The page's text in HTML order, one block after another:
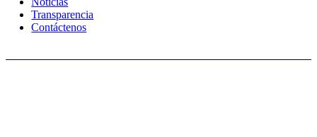
Transparencia
Contáctenos